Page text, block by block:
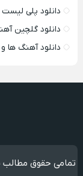
دانلود پلی
دانلود گلچین
دانلود آهنگ ها
تمامی حقوق مطالب